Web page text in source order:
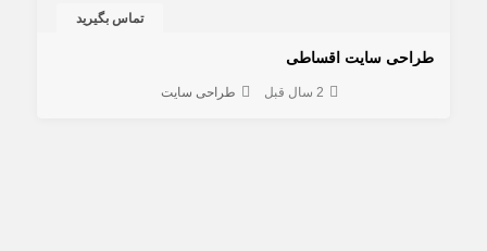
تماس بگیرید
طراحی سایت اقساطی
2 سال قبل طراحی سایت